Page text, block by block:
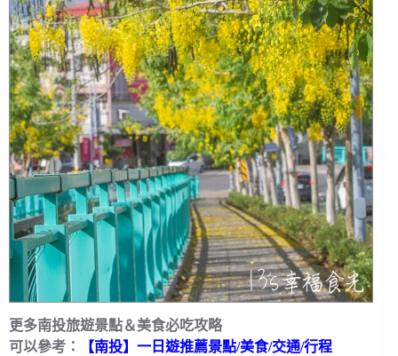
更多南投旅遊景點＆美食必吃攻略
可以參考：
【南投】一日遊推薦景點/美食/交通/行程